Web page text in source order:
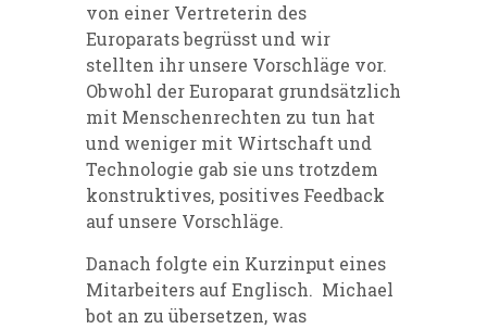
von einer Vertreterin des
Europarats begrüsst und wir
stellten ihr unsere Vorschläge vor.
Obwohl der Europarat grundsätzlich
mit Menschenrechten zu tun hat
und weniger mit Wirtschaft und
Technologie gab sie uns trotzdem
konstruktives, positives Feedback
auf unsere Vorschläge.
Danach folgte ein Kurzinput eines
Mitarbeiters auf Englisch. Michael
bot an zu übersetzen, was